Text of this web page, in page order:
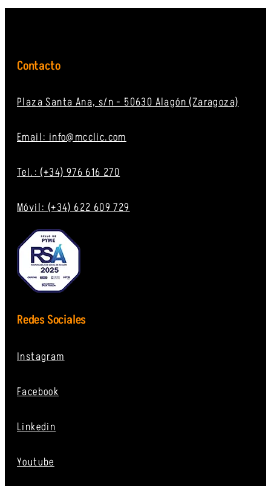
Contacto
Plaza Santa Ana, s/n - 50630 Alagón (Zaragoza)
Email: info@mcclic.com
Tel.: (+34) 976 616 270
Móvil: (+34) 622 609 729
Redes Sociales
Instagram
Facebook
Linkedin
Youtube